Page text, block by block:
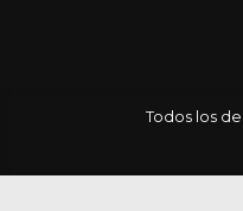
Todos los